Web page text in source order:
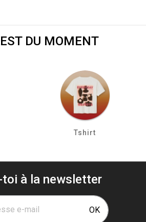
DU MOMENT
Tshirt
à la newsletter
e-mail OK